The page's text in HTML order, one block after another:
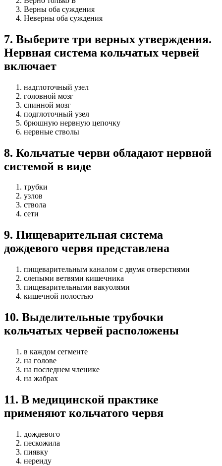
Верны оба суждения
Неверны оба суждения
7. Выберите три верных утверждения.
Нервная система кольчатых червей
включает
надглоточный узел
головной мозг
спинной мозг
подглоточный узел
брюшную нервную цепочку
нервные стволы
8. Кольчатые черви обладают нервной
системой в виде
трубки
узлов
ствола
сети
9. Пищеварительная система
дождевого червя представлена
пищеварительным каналом с двумя отверстиями
слепыми ветвями кишечника
пищеварительными вакуолями
кишечной полостью
10. Выделительные трубочки
кольчатых червей расположены
в каждом сегменте
на голове
на последнем членике
на жабрах
11. В медицинской практике
применяют кольчатого червя
дождевого
пескожила
пиявку
нереиду